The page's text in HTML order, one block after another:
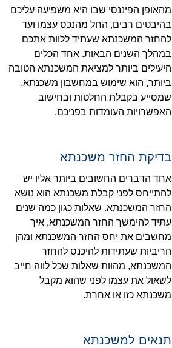
מהאופן הפיננסי שבו היא משפיעה עליכם
בהיבטים רבים, החל מהנכס עצמו ועד
להחזר המשכנתא שעתיד ללוות אתכם
במהלך השנים הבאות. אחד הכלים
היעילים ביותר למציאת המשכנתא הטובה
ביותר, הוא שימוש במחשבון משכנתא,
שמסייע בקבלת החלטות ובחישוב
האפשרויות העומדות בפניכם.
בדיקת החזר משכנתא
אחד הדברים החשובים ביותר אליו יש
להתייחס לפני קבלת משכנתא הוא נושא
החזר המשכנתא. שאלות כגון כמה שנים
עתיד להימשך החזר המשכנתא, איך
מחשבים את יחס החזר המשכנתא ומהן
הריביות שעתידות להיכנס להחזר
המשכנתא, מהוות שאלות שכל לווה חייב
לשאול את עצמו לפני שהוא מקבל
משכנתא כזו או אחרת.
תנאים למשכנתא